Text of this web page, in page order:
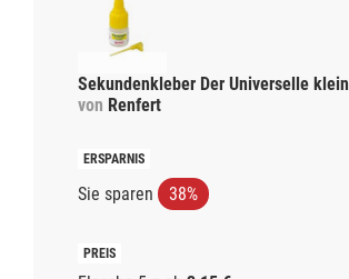
Sekundenkleber Der Universelle klein
von Renfert
Sie sparen 38%